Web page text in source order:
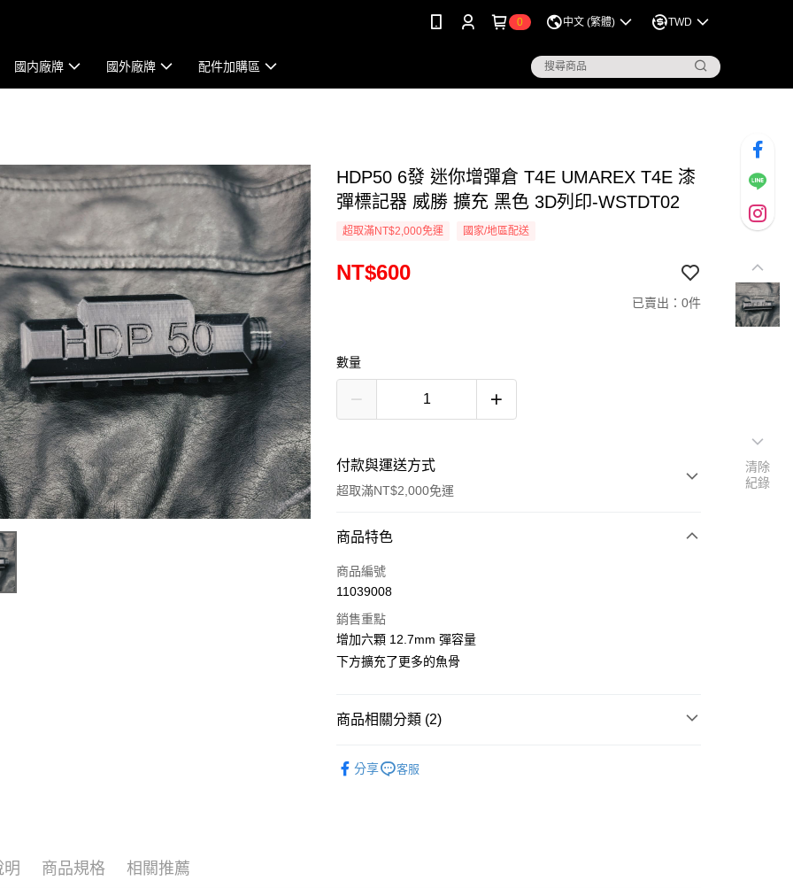
0 中文 (繁體) TWD
國内廠牌 國外廠牌 配件加購區
HDP50 6發 迷你增彈倉 T4E UMAREX T4E 漆
彈標記器 威勝 擴充 黑色 3D列印-WSTDT02
超取滿NT$2,000免運 國家/地區配送
NT$600
已賣出：0件
數量
付款與運送方式
超取滿NT$2,000免運
付款方式
信用卡一次付款
LINE Pay
Apple Pay
商品特色
商品編號
11039008
銷售重點
增加六顆 12.7mm 彈容量
下方擴充了更多的魚骨
商品相關分類 (2)
分享 客服
明 商品規格 相關推薦
清除
紀錄